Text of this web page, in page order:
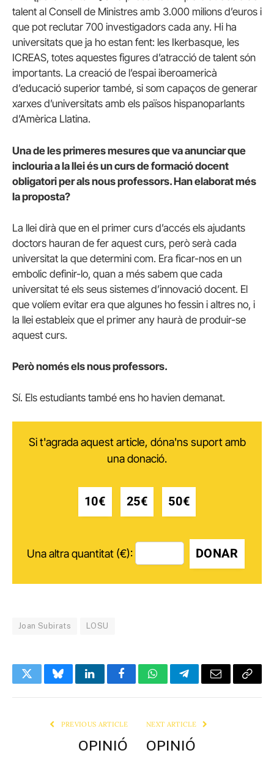
talent al Consell de Ministres amb 3.000 milions d’euros i
que pot reclutar 700 investigadors cada any. Hi ha
universitats que ja ho estan fent: les Ikerbasque, les
ICREAS, totes aquestes figures d’atracció de talent són
importants. La creació de l’espai iberoamericà
d’educació superior també, si som capaços de generar
xarxes d’universitats amb els països hispanoparlants
d’Amèrica Llatina.
Una de les primeres mesures que va anunciar que
inclouria a la llei és un curs de formació docent
obligatori per als nous professors. Han elaborat més
la proposta?
La llei dirà que en el primer curs d’accés els ajudants
doctors hauran de fer aquest curs, però serà cada
universitat la que determini com. Era ficar-nos en un
embolic definir-lo, quan a més sabem que cada
universitat té els seus sistemes d’innovació docent. El
que volíem evitar era que algunes ho fessin i altres no, i
la llei estableix que el primer any haurà de produir-se
aquest curs.
Però només els nous professors.
Sí. Els estudiants també ens ho havien demanat.
Si t'agrada aquest article, dóna'ns suport amb
una donació.
10€ 25€ 50€
Una altra quantitat (€): DONAR
Joan Subirats LOSU
TwitterBlueskyLinkedInFacebookWhatsAppTelegramEmail Copy
PREVIOUS ARTICLE
OPINIÓ
NEXT ARTICLE
OPINIÓ